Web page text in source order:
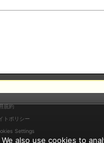
規約
トポリシー
Settings
also use cookies to